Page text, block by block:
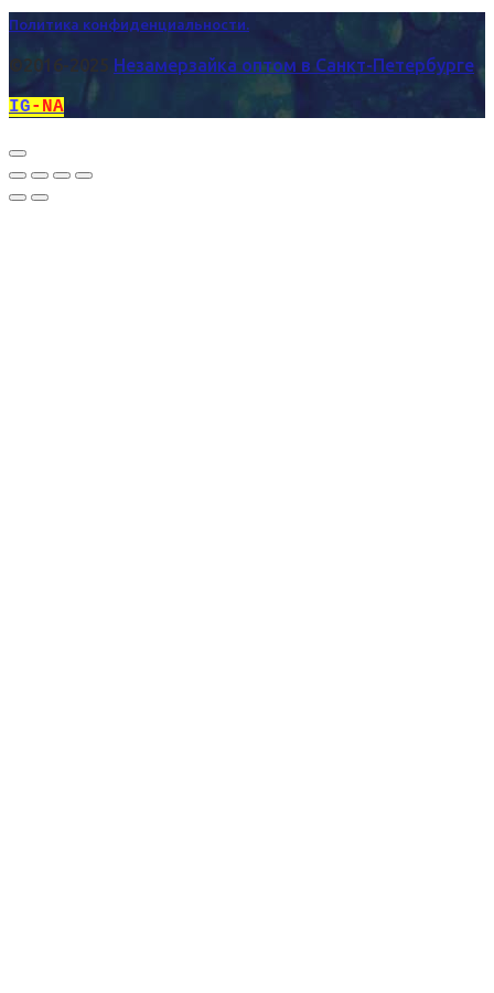
Политика конфиденциальности.
©2016-2025 Незамерзайка оптом в Санкт-Петербурге
IG-NA